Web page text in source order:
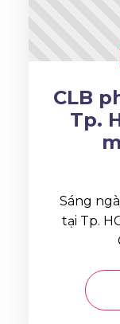
CLB
Tp.
Sáng
tại Tp.